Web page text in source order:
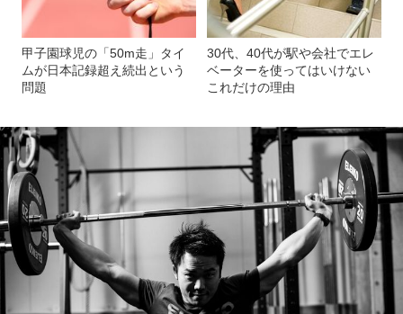
甲子園球児の「50m走」タイ
ムが日本記録超え続出という
問題
30代、40代が駅や会社でエレ
ベーターを使ってはいけない
これだけの理由